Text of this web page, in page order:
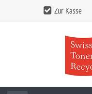
Zur Kasse